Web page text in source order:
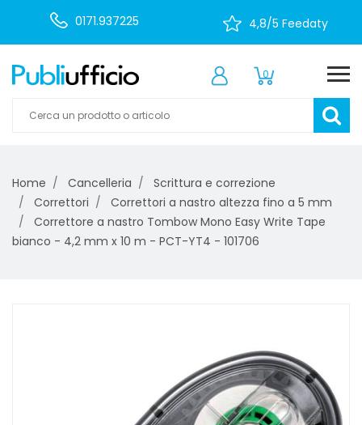
0171.937225 4,8/5 Feedaty
0
Home Cancelleria
Scrittura e correzione
Correttori
Correttori a nastro altezza fino a 5 mm
Correttore a nastro Tombow Mono Easy Write Tape
bianco - 4,2 mm x 10 m - PCT-YT4 - 101706